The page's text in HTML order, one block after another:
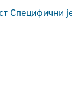
Специфични